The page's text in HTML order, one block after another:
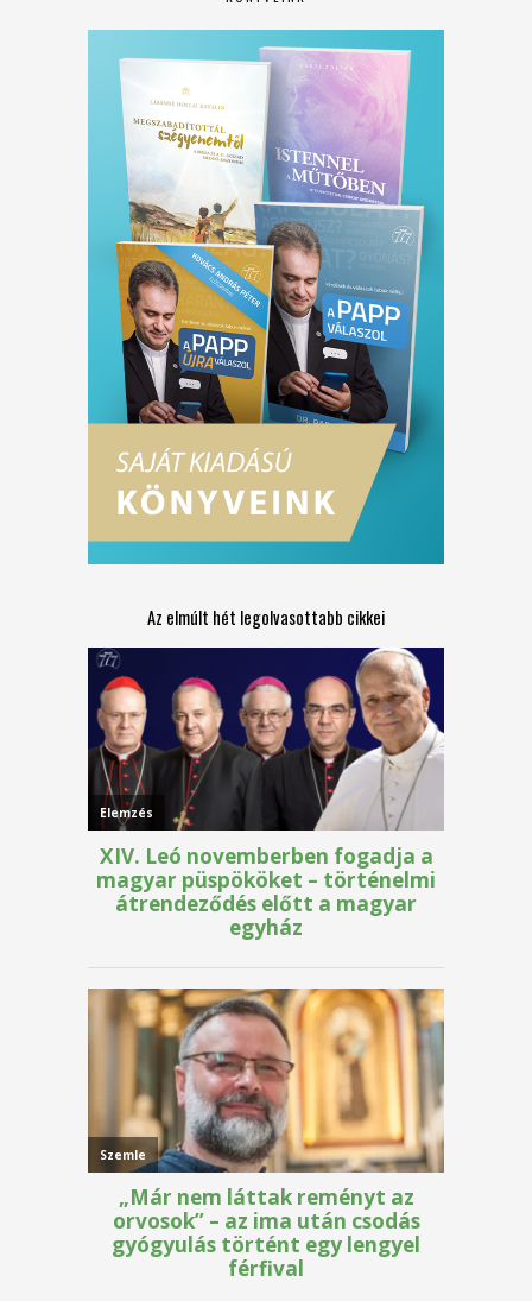
Az elmúlt hét legolvasottabb cikkei